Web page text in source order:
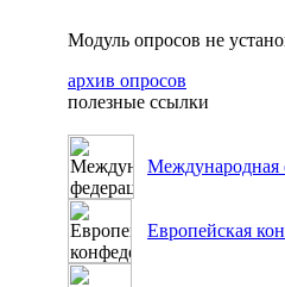
Модуль опросов не
архив опросов
полезные ссылки
Международная
Европейская